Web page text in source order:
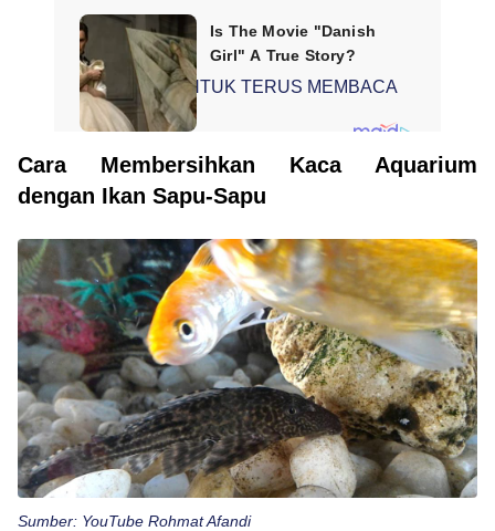
SCROLL UNTUK TERUS MEMBACA
Cara Membersihkan Kaca Aquarium
dengan Ikan Sapu-Sapu
Sumber: YouTube Rohmat Afandi